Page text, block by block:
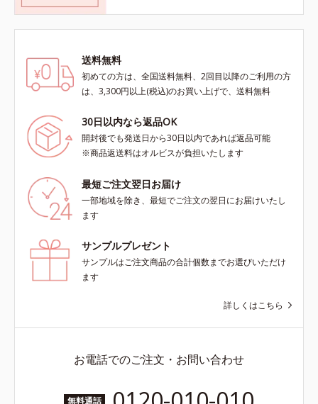
送料無料
初めての方は、全国送料無料、2回目以降のご利用の方
は、3,300円以上(税込)のお買い上げで、送料無料
30日以内なら返品OK
開封後でも発送日から30日以内であれば返品可能
※商品返送料はオルビスが負担いたします
最短ご注文翌日お届け
一部地域を除き、最短でご注文の翌日にお届けいたし
ます
サンプルプレゼント
サンプルはご注文商品の合計個数までお選びいただけ
ます
詳しくはこちら
お電話でのご注文・お問い合わせ
無料通話